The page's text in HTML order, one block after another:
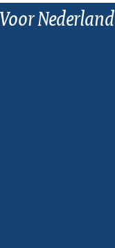
Nederland